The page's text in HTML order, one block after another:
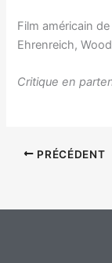
Film américain
Ehrenreich,
Critique en
PRÉCÉDENT